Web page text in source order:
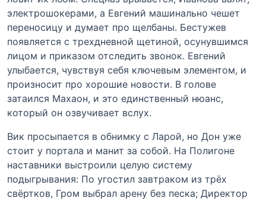
электрошокерами, а Евгений машинально чешет
переносицу и думает про щелбаны. Бестужев
появляется с трехдневной щетиной, осунувшимся
лицом и приказом отследить звонок. Евгений
улыбается, чувствуя себя ключевым элементом, и
произносит про хорошие новости. В голове
затаился Махаон, и это единственный нюанс,
который он озвучивает вслух.
Вик просыпается в обнимку с Ларой, но Дон уже
стоит у портала и манит за собой. На Полигоне
наставники выстроили целую систему
подыгрывания: По угостил завтраком из трёх
свёртков, Гром выбрал арену без песка; Директор